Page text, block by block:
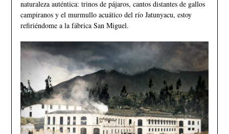
naturaleza auténtica: trinos de pájaros, cantos distantes de gallos
campiranos y el murmullo acuático del río Jatunyacu, estoy
refiriéndome a la fábrica San Miguel.